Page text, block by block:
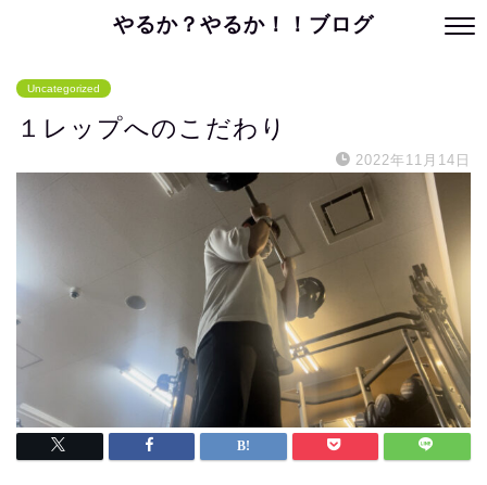
やるか？やるか！！ブログ
Uncategorized
１レップへのこだわり
2022年11月14日